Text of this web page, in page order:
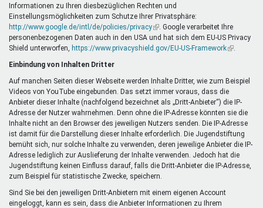
Informationen zu Ihren diesbezüglichen Rechten und
Einstellungsmöglichkeiten zum Schutze Ihrer Privatsphäre:
http://www.google.de/intl/de/policies/privacy(Link
ist
extern)
. Google verarbeitet Ihre
personenbezogenen Daten auch in den USA und hat sich dem EU-US Privacy
Shield unterworfen,
https://www.privacyshield.gov/EU-US-Framework(Link
Einbindung von Inhalten Dritter
Auf manchen Seiten dieser Webseite werden Inhalte Dritter, wie zum Beispiel
Videos von YouTube eingebunden. Das setzt immer voraus, dass die
Anbieter dieser Inhalte (nachfolgend bezeichnet als „Dritt-Anbieter“) die IP-
Adresse der Nutzer wahrnehmen. Denn ohne die IP-Adresse könnten sie die
Inhalte nicht an den Browser des jeweiligen Nutzers senden. Die IP-Adresse
ist damit für die Darstellung dieser Inhalte erforderlich. Die Jugendstiftung
bemüht sich, nur solche Inhalte zu verwenden, deren jeweilige Anbieter die IP-
Adresse lediglich zur Auslieferung der Inhalte verwenden. Jedoch hat die
Jugendstiftung keinen Einfluss darauf, falls die Dritt-Anbieter die IP-Adresse,
zum Beispiel für statistische Zwecke, speichern.
Sind Sie bei den jeweiligen Dritt-Anbietern mit einem eigenen Account
eingeloggt, kann es sein, dass die Anbieter Informationen zu Ihrem